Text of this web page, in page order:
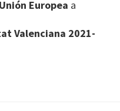
Unión Europea a
Valenciana 2021-